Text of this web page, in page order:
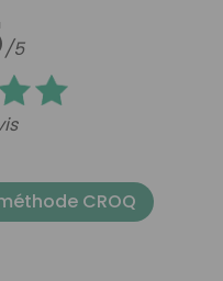
/5
CROQ